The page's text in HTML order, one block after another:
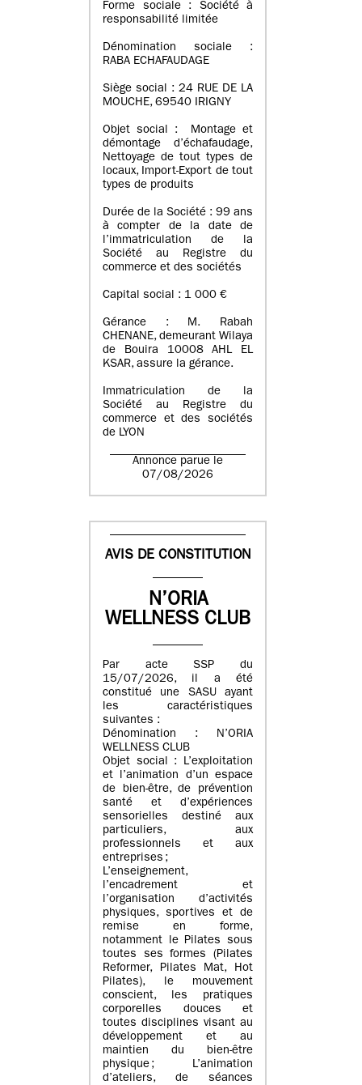
Forme sociale : Société à
responsabilité limitée
Dénomination sociale :
RABA ECHAFAUDAGE
Siège social : 24 RUE DE LA
MOUCHE, 69540 IRIGNY
Objet social : Montage et
démontage d’échafaudage,
Nettoyage de tout types de
locaux, Import-Export de tout
types de produits
Durée de la Société : 99 ans
à compter de la date de
l’immatriculation de la
Société au Registre du
commerce et des sociétés
Capital social : 1 000 €
Gérance : M. Rabah
CHENANE, demeurant Wilaya
de Bouira 10008 AHL EL
KSAR, assure la gérance.
Immatriculation de la
Société au Registre du
commerce et des sociétés
de LYON
Annonce parue le
07/08/2026
AVIS DE CONSTITUTION
N’ORIA
WELLNESS CLUB
Par acte SSP du
15/07/2026, il a été
constitué une SASU ayant
les caractéristiques
suivantes :
Dénomination : N’ORIA
WELLNESS CLUB
Objet social : L’exploitation
et l’animation d’un espace
de bien-être, de prévention
santé et d’expériences
sensorielles destiné aux
particuliers, aux
professionnels et aux
entreprises ;
L’enseignement,
l’encadrement et
l’organisation d’activités
physiques, sportives et de
remise en forme,
notamment le Pilates sous
toutes ses formes (Pilates
Reformer, Pilates Mat, Hot
Pilates), le mouvement
conscient, les pratiques
corporelles douces et
toutes disciplines visant au
développement et au
maintien du bien-être
physique ; L’animation
d’ateliers, de séances